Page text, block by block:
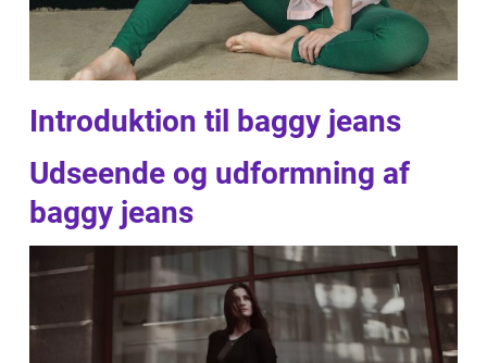
Introduktion til baggy jeans
Udseende og udformning af
baggy jeans